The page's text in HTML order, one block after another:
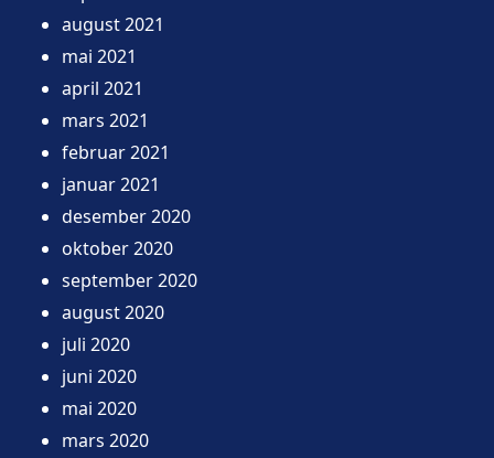
august 2021
mai 2021
april 2021
mars 2021
februar 2021
januar 2021
desember 2020
oktober 2020
september 2020
august 2020
juli 2020
juni 2020
mai 2020
mars 2020